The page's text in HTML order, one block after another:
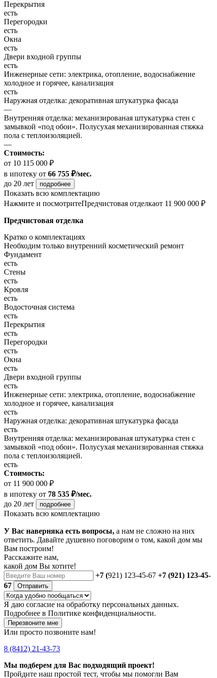
Перекрытия
есть
Перегородки
есть
Окна
есть
Двери входной группы
есть
Инженерные сети: электрика, отопление, водоснабжение
холодное и горячее, канализация
есть
Наружная отделка: декоративная штукатурка фасада
—
Внутренняя отделка: механизированая штукатурка стен с
замывкой «под обои». Полусухая механизированная стяжка
пола с теплоизоляцией.
—
Стоимость:
от 10 115 000 ₽
в ипотеку от 66 755 ₽/мес.
до 20 лет
подробнее
Показать всю комплектацию
Нажмите и посмотритеПредчистовая отделкаот 11 900 000 ₽
Предчистовая отделка
Кратко о комплектациях
Необходим только внутренний косметический ремонт
Фундамент
есть
Стены
есть
Кровля
есть
Водосточная система
есть
Перекрытия
есть
Перегородки
есть
Окна
есть
Двери входной группы
есть
Инженерные сети: электрика, отопление, водоснабжение
холодное и горячее, канализация
есть
Наружная отделка: декоративная штукатурка фасада
есть
Внутренняя отделка: механизированая штукатурка стен с
замывкой «под обои». Полусухая механизированная стяжка
пола с теплоизоляцией.
есть
Стоимость:
от 11 900 000 ₽
в ипотеку от 78 535 ₽/мес.
до 20 лет
подробнее
Показать всю комплектацию
У Вас наверняка есть вопросы, а нам не сложно на них
ответить. Давайте душевно поговорим о том, какой дом мы
Вам построим!
Расскажите нам,
какой дом Вы хотите!
+7 (921) 123-45-67 +7 (921) 123-45-
67
Отправить
Я даю согласие на обработку персональных данных.
Подробнее в Политике конфиденциальности.
Перезвоните мне
Или просто позвоните нам!
8 (8412) 21-43-73
Мы подберем для Вас подходящий проект!
Пройдите наш простой тест, чтобы мы помогли Вам